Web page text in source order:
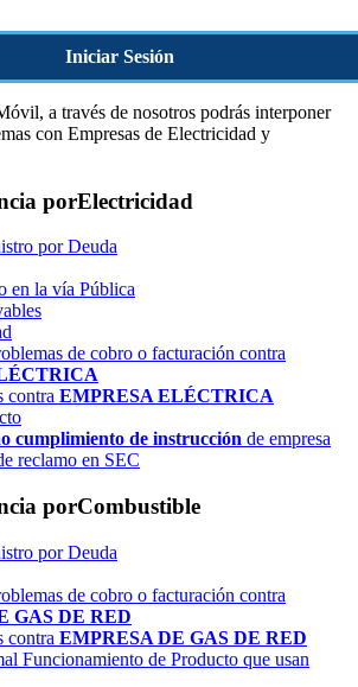
Iniciar Sesión
a través de nosotros podrás interponer
con Empresas de Electricidad y
porElectricidad
por Deuda
en la vía Pública
de cobro o facturación contra
contra EMPRESA ELÉCTRICA
cumplimiento de instrucción de empresa
reclamo en SEC
porCombustible
por Deuda
de cobro o facturación contra
GAS DE RED
contra EMPRESA DE GAS DE RED
Funcionamiento de Producto que usan